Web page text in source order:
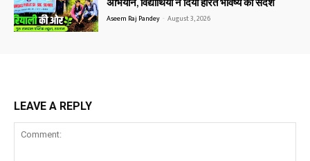
Aseem Raj Pandey - August 3, 2026
LEAVE A REPLY